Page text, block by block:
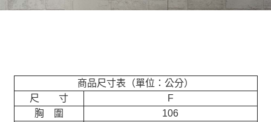
商品尺寸表（單位：公分）
尺 寸
F
胸 圍
106